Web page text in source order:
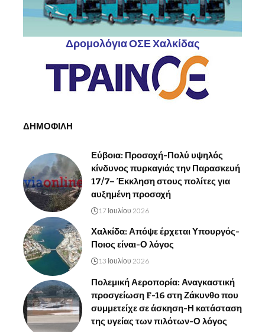
Δρομολόγια ΟΣΕ Χαλκίδας
ΔΗΜΟΦΙΛΗ
Εύβοια: Προσοχή-Πολύ υψηλός
κίνδυνος πυρκαγιάς την Παρασκευή
17/7– Έκκληση στους πολίτες για
αυξημένη προσοχή
17 Ιουλίου 2026
Χαλκίδα: Απόψε έρχεται Υπουργός-
Ποιος είναι-Ο λόγος
13 Ιουλίου 2026
Πολεμική Αεροπορία: Αναγκαστική
προσγείωση F-16 στη Ζάκυνθο που
συμμετείχε σε άσκηση-Η κατάσταση
της υγείας των πιλότων-Ο λόγος